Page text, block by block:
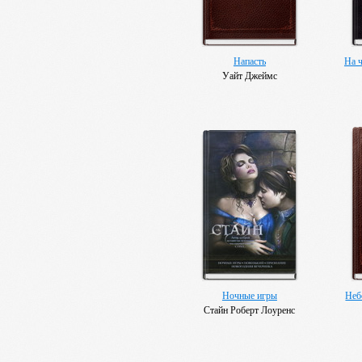
Напасть
Уайт Джеймс
На
Ночные игры
Стайн Роберт Лоуренс